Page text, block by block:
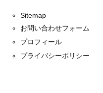
Sitemap
お問い合わせフォーム
プロフィール
プライバシーポリシー